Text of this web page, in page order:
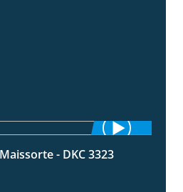
2:12
- DKC 3323